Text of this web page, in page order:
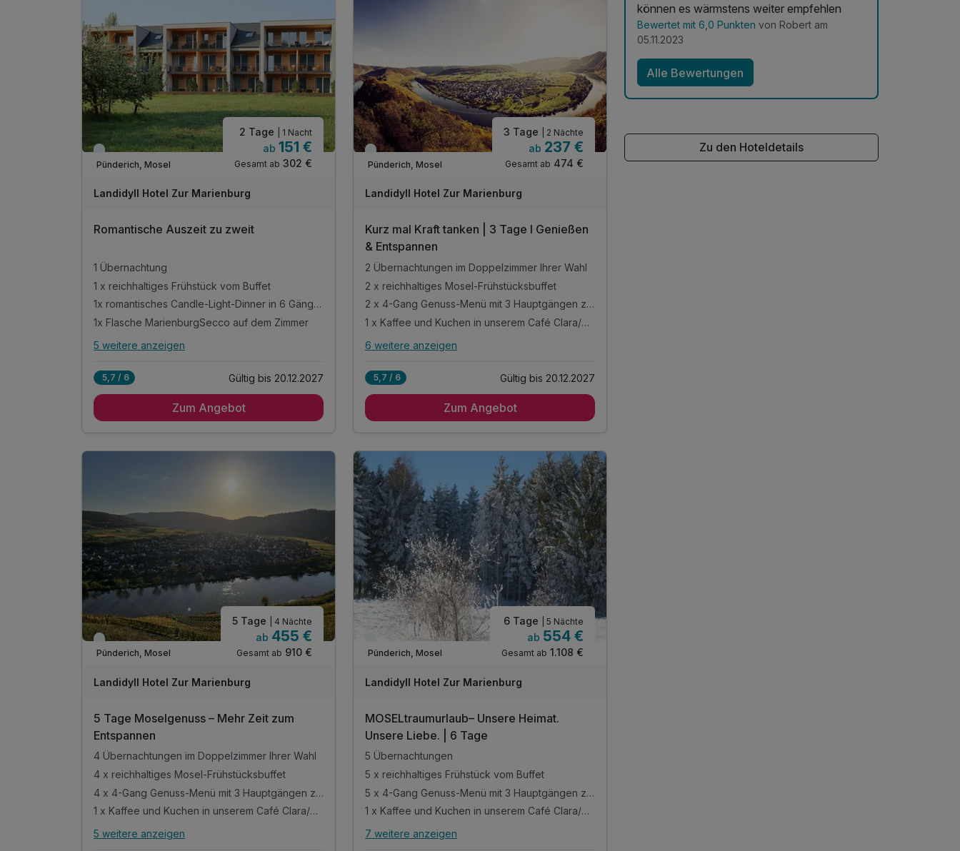
Viele Termine frei
Pünderich, Mosel
2 Tage | 1 Nacht
ab 151 €
Gesamt ab 302 €
Landidyll Hotel Zur Marienburg
Romantische Auszeit zu zweit
1 Übernachtung
1 x reichhaltiges Frühstück vom Buffet
1x romantisches Candle-Light-Dinner in 6 Gängen
1x Flasche MarienburgSecco auf dem Zimmer
Alle Inklusivleistungen
1 x reichhaltiges Frühstück vom Buffet
inkl. Informationen über die Region und das
Hotel
inkl. Parkplatz
inkl. WLAN
5 weitere anzeigen
5,7 / 6 Gültig bis 20.12.2027
Zum Angebot
Viele Termine frei
Pünderich, Mosel
3 Tage | 2 Nächte
ab 237 €
Gesamt ab 474 €
Landidyll Hotel Zur Marienburg
Kurz mal Kraft tanken | 3 Tage l Genießen
& Entspannen
2 Übernachtungen im Doppelzimmer Ihrer Wahl
2 x reichhaltiges Mosel-Frühstücksbuffet
2 x 4-Gang Genuss-Menü mit 3 Hauptgängen zur Wahl
1 x Kaffee und Kuchen in unserem Café Clara/Bistro
Alle Inklusivleistungen
2 x reichhaltiges Mosel-Frühstücksbuffet
1 x Kaffee und Kuchen in unserem Café
Clara/Bistro
1 x `Willkommen bei uns` - Drink bei Anreise
inkl. Burchs Inklusivleistungen
inkl. täglich frisches Obst
inkl. Informationen über die Region und das
Hotel
inkl. Parkplatz
inkl. WLAN
6 weitere anzeigen
5,7 / 6 Gültig bis 20.12.2027
Zum Angebot
Viele Termine frei
Pünderich, Mosel
5 Tage | 4 Nächte
ab 455 €
Gesamt ab 910 €
Landidyll Hotel Zur Marienburg
5 Tage Moselgenuss – Mehr Zeit zum
Entspannen
4 Übernachtungen im Doppelzimmer Ihrer Wahl
4 x reichhaltiges Mosel-Frühstücksbuffet
4 x 4-Gang Genuss-Menü mit 3 Hauptgängen zur Wah
1 x Kaffee und Kuchen in unserem Café Clara/Bistro
Alle Inklusivleistungen
5 weitere anzeigen
Viele Termine frei
Pünderich, Mosel
6 Tage | 5 Nächte
ab 554 €
Gesamt ab 1.108 €
Landidyll Hotel Zur Marienburg
MOSELtraumurlaub– Unsere Heimat.
Unsere Liebe. | 6 Tage
5 Übernachtungen
5 x reichhaltiges Frühstück vom Buffet
5 x 4-Gang Genuss-Menü mit 3 Hauptgängen zur Wahl
1 x Kaffee und Kuchen in unserem Café Clara/Bistro
Alle Inklusivleistungen
7 weitere anzeigen
können es wärmstens weiter empfehlen
Bewertet mit 6,0 Punkten von Robert am
05.11.2023
Alle Bewertungen
Zu den Hoteldetails